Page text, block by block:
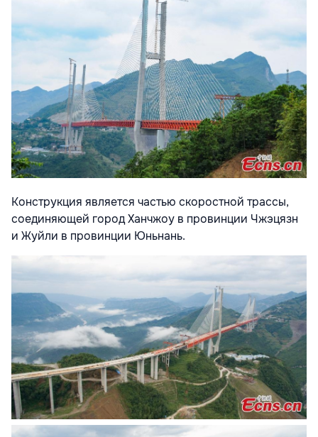
Конструкция является частью скоростной трассы,
соединяющей город Ханчжоу в провинции Чжэцязн
и Жуйли в провинции Юньнань.